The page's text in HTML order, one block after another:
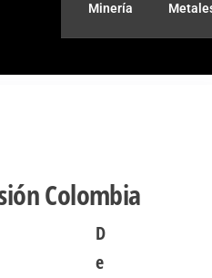
Minería
Colombia
D
e